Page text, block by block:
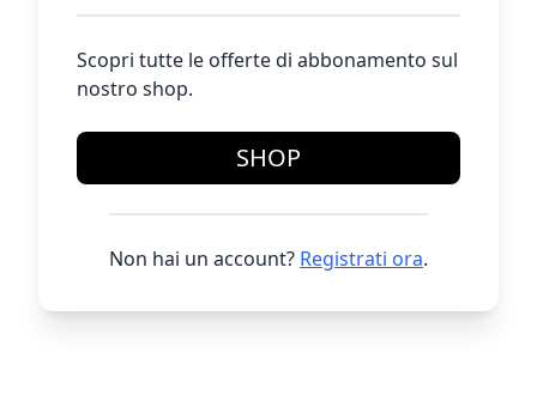
Scopri tutte le offerte di abbonamento sul
nostro shop.
SHOP
Non hai un account? Registrati ora.